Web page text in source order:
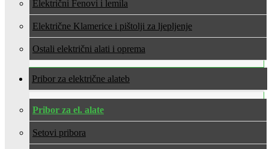
Električni Fenovi i lemila
Električne Klamerice i pištolji za ljepljenje
Ostali električni alati i oprema
Pribor za električne alate
Pribor za el. alate
Setovi pribora